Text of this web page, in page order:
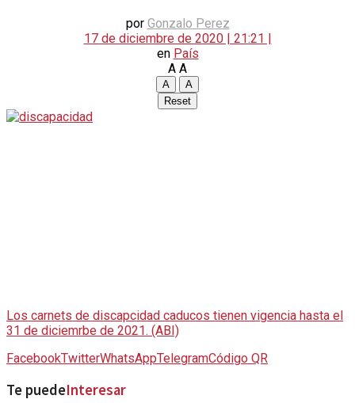
por Gonzalo Perez
17 de diciembre de 2020 | 21:21 |
en País
A A
A
A
Reset
Los carnets de discapcidad caducos tienen vigencia hasta el
31 de diciemrbe de 2021. (ABI)
FacebookTwitterWhatsAppTelegramCódigo QR
Te puedeInteresar